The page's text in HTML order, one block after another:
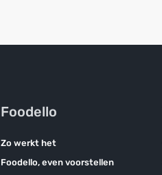
Foodello
Zo werkt het
Foodello, even voorstellen